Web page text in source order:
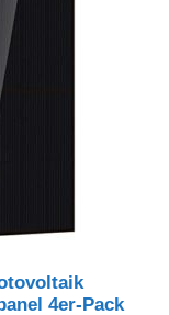
4er-Pack